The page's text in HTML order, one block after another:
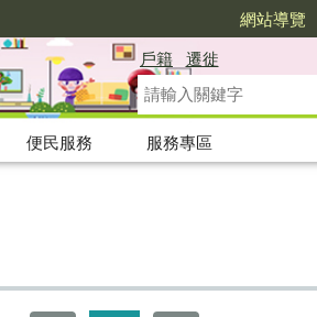
網站導覽
戶籍
遷徙
便民服務
服務專區